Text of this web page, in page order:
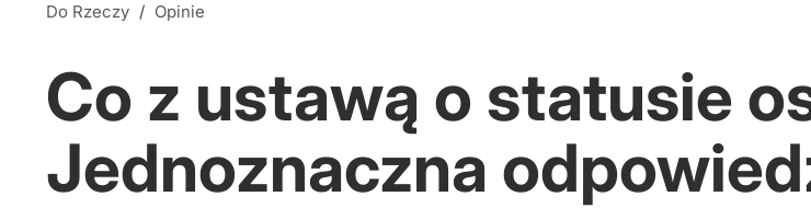
Do Rzeczy / Opinie
Co z ustawą o statusie
Jednoznaczna